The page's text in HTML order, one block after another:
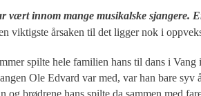
vært innom mange musikalske sjangere.
viktigste årsaken til det ligger nok i
spilte hele familien hans til dans i Vang
Ole Edvard var med, var han bare syv
og brødrene hans spilte da sammen med